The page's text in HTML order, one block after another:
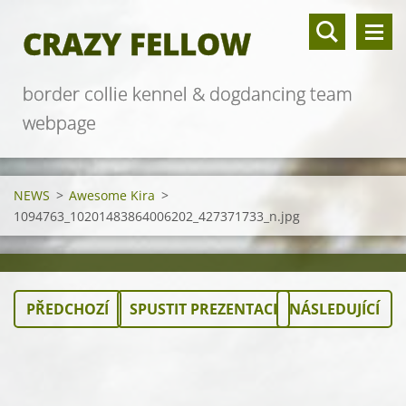
CRAZY FELLOW
border collie kennel & dogdancing team
webpage
NEWS > Awesome Kira >
1094763_10201483864006202_427371733_n.jpg
PŘEDCHOZÍ SPUSTIT PREZENTACI NÁSLEDUJÍCÍ